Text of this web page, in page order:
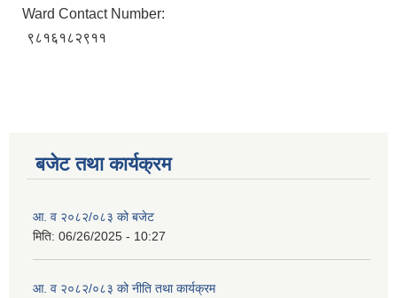
Ward Contact Number:
९८१६१८२९११
बजेट तथा कार्यक्रम
आ. व २०८२/०८३ को बजेट
मिति: 06/26/2025 - 10:27
आ. व २०८२/०८३ को नीति तथा कार्यक्रम